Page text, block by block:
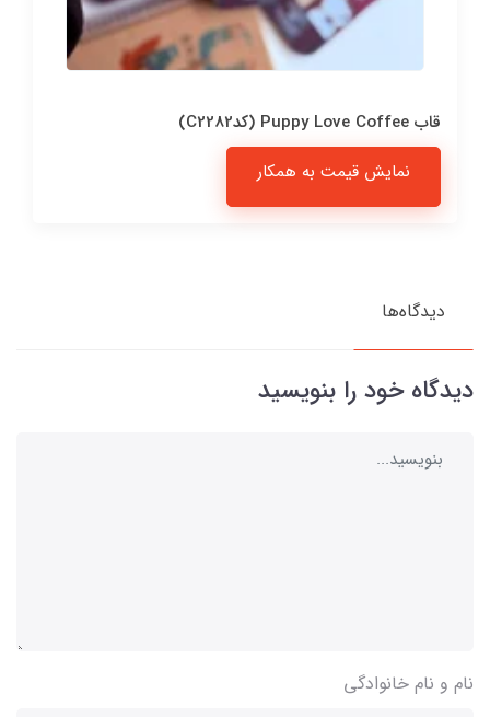
قاب Puppy Love Coffee (کدC2282)
نمایش قیمت به همکار
دیدگاه‌ها
دیدگاه خود را بنویسید
نام و نام خانوادگی